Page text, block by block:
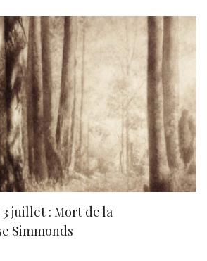
3 juillet : Mort de la
Simmonds